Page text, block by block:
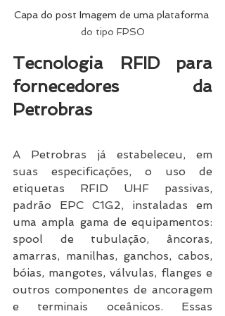
Capa do post Imagem de uma plataforma
do tipo FPSO
Tecnologia RFID para
fornecedores da
Petrobras
A Petrobras já estabeleceu, em
suas especificações, o uso de
etiquetas RFID UHF passivas,
padrão EPC C1G2, instaladas em
uma ampla gama de equipamentos:
spool de tubulação, âncoras,
amarras, manilhas, ganchos, cabos,
bóias, mangotes, válvulas, flanges e
outros componentes de ancoragem
e terminais oceânicos. Essas